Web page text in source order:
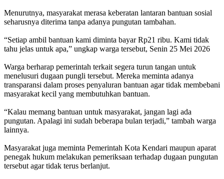
Menurutnya, masyarakat merasa keberatan lantaran bantuan sosial
seharusnya diterima tanpa adanya pungutan tambahan.
“Setiap ambil bantuan kami diminta bayar Rp21 ribu. Kami tidak
tahu jelas untuk apa,” ungkap warga tersebut, Senin 25 Mei 2026
Warga berharap pemerintah terkait segera turun tangan untuk
menelusuri dugaan pungli tersebut. Mereka meminta adanya
transparansi dalam proses penyaluran bantuan agar tidak membebani
masyarakat kecil yang membutuhkan bantuan.
“Kalau memang bantuan untuk masyarakat, jangan lagi ada
pungutan. Apalagi ini sudah beberapa bulan terjadi,” tambah warga
lainnya.
Masyarakat juga meminta Pemerintah Kota Kendari maupun aparat
penegak hukum melakukan pemeriksaan terhadap dugaan pungutan
tersebut agar tidak terus berlanjut.